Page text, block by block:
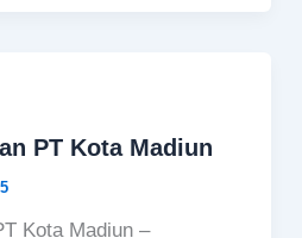
PT Kota Madiun
Kota Madiun –